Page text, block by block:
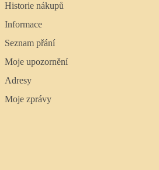
Historie nákupů
Informace
Seznam přání
Moje upozornění
Adresy
Moje zprávy